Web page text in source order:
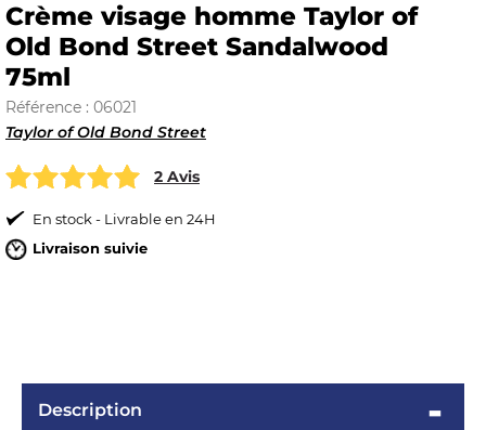
Crème visage homme Taylor of
Old Bond Street Sandalwood
75ml
Référence : 06021
Taylor of Old Bond Street
2 Avis
En stock - Livrable en 24H
Livraison suivie
Description